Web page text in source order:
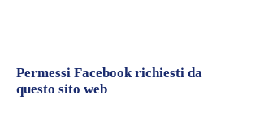
Permessi Facebook richiesti da
questo sito web